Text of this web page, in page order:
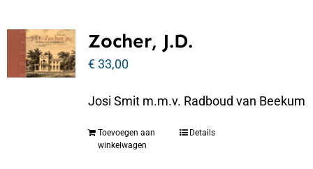
Zocher, J.D.
€33,00
Josi Smit m.m.v. Radboud van Beekum
Toevoegen aan
winkelwagen
Details